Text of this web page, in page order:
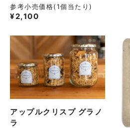
参考小売価格(1個当たり)
¥2,100
アップルクリスプ グラノ
ラ